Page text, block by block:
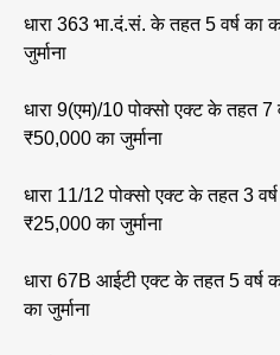
धारा 363 भा.दं.सं. के तहत 5 वर्ष का
जुर्माना
धारा 9(एम)/10 पोक्सो एक्ट के तहत 7
₹50,000 का जुर्माना
धारा 11/12 पोक्सो एक्ट के तहत 3
₹25,000 का जुर्माना
धारा 67B आईटी एक्ट के तहत 5 वर्ष
का जुर्माना